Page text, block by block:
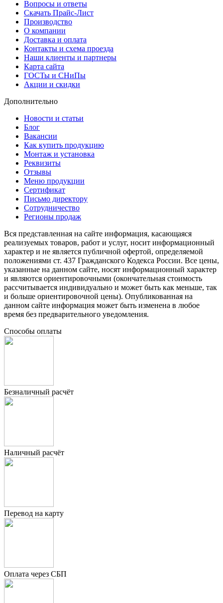
Вопросы и ответы
Скачать Прайс-Лист
Производство
О компании
Доставка и оплата
Контакты и схема проезда
Наши клиенты и партнеры
Карта сайта
ГОСТы и СНиПы
Акции и скидки
Дополнительно
Новости и статьи
Блог
Вакансии
Как купить продукцию
Монтаж и установка
Реквизиты
Отзывы
Меню продукции
Сертификат
Письмо директору
Сотрудничество
Регионы продаж
Вся представленная на сайте информация, касающаяся
реализуемых товаров, работ и услуг, носит информационный
характер и не является публичной офертой, определяемой
положениями ст. 437 Гражданского Кодекса России. Все цены,
указанные на данном сайте, носят информационный характер
и являются ориентировочными (окончательная стоимость
рассчитывается индивидуально и может быть как меньше, так
и больше ориентировочной цены). Опубликованная на
данном сайте информация может быть изменена в любое
время без предварительного уведомления.
Способы оплаты
Безналичный расчёт
Наличный расчёт
Перевод на карту
Оплата через СБП